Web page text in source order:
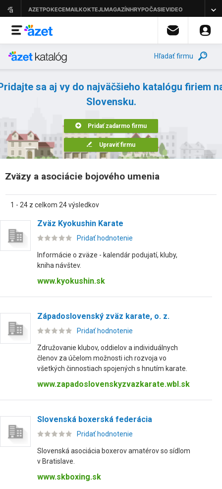
Hľadať firmu
sa aj vy do najväčšieho katalógu firiem
Slovensku.
Pridať zadarmo firmu
Upraviť firmu
Zväzy a asociácie bojového umenia
1 - 24 z celkom 24 výsledkov
Zväz Kyokushin Karate
Pridať hodnotenie
Informácie o zväze - kalendár podujatí, kluby,
kniha návštev.
www.kyokushin.sk
Západoslovenský zväz karate, o. z.
Pridať hodnotenie
Združovanie klubov, oddielov a individuálnych
členov za účelom možnosti ich rozvoja vo
všetkých činnostiach spojených s hnutím karate.
www.zapadoslovenskyzvazkarate.wbl.sk
Slovenská boxerská federácia
Pridať hodnotenie
Slovenská asociácia boxerov amatérov so sídlom
v Bratislave.
www.skboxing.sk